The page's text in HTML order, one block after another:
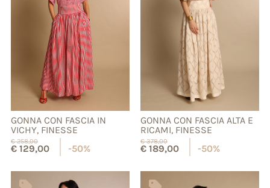
GONNA CON FASCIA IN
VICHY, FINESSE
€258,00
€129,00 -50%
GONNA CON FASCIA ALTA E
RICAMI, FINESSE
€378,00
€189,00 -50%